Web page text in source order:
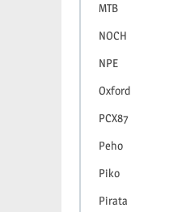
MTB
NOCH
NPE
Oxford
PCX87
Peho
Piko
Pirata